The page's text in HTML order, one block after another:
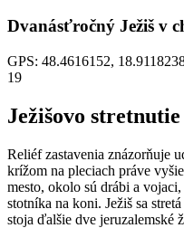
Dvanásťročný Ježiš v
GPS: 48.4616152,
19
Ježišovo
Reliéf zastavenia znázorňuje
krížom na pleciach práve
mesto, okolo sú drábi a
stotníka na koni. Ježiš sa
stoja ďalšie dve jeruzalemské